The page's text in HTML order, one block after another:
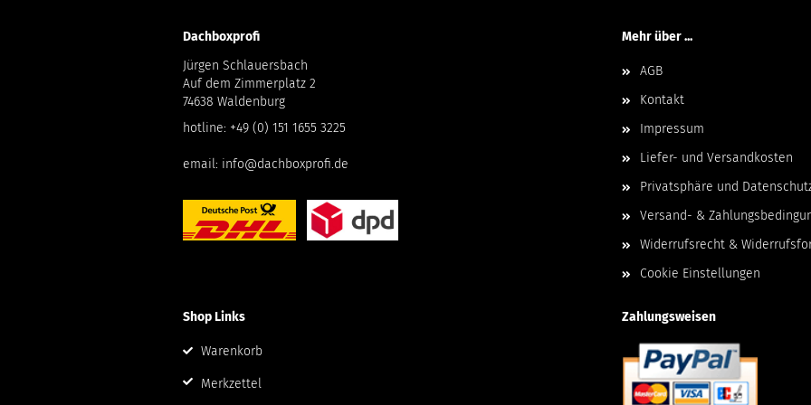
Dachboxprofi
Jürgen Schlauersbach
Auf dem Zimmerplatz 2
74638 Waldenburg
hotline: +49 (0) 151 1655 3225
email: info@dachboxprofi.de
Mehr über ...
AGB
Kontakt
Impressum
Liefer- und Versandkosten
Privatsphäre und
Versand- &
Widerrufsrecht &
Cookie Einstellungen
Shop Links
Warenkorb
Merkzettel
Zahlungsweisen